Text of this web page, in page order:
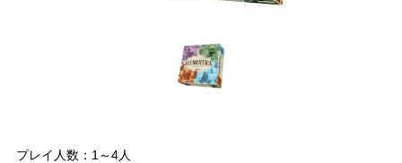
プレイ人数：1～4人